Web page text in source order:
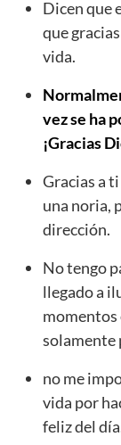
Dicen que
que
vida.
vez se ha
¡Gracias
Gracias a
una noria,
dirección.
No tengo
llegado a
momentos
solamente
no me
vida por
feliz del